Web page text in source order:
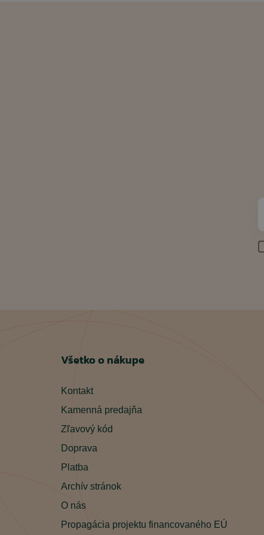
Všetko o nákupe
Kontakt
Kamenná predajňa
Zľavový kód
Doprava
Platba
Archív stránok
O nás
Propagácia projektu financovaného EÚ